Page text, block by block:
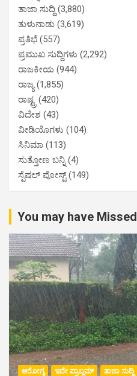
ತಾಜಾ ಸುದ್ದಿ (3,880)
ತುಳುನಾಡು (3,619)
ಪ್ರತಿಭೆ (557)
ಪ್ರಮುಖ ಸುದ್ದಿಗಳು (2,292)
ರಾಜಕೀಯ (944)
ರಾಜ್ಯ(1,855)
ರಾಷ್ಟ್ರ (420)
ವಿದೇಶ (43)
ವೀಡಿಯೊಗಳು (104)
ಸಿನಿಮಾ (113)
ಸುತ್ತೋಣ ಬನ್ನಿ(4)
ಸ್ಪೆಷಲ್ ಪೋಸ್ಟ್(149)
You may have Missed
ಆರೋಗ್ಯ ಇದೇ ಪ್ರಾಬ್ಲಮ್ ತಾಜಾ ಸುದ್ದಿ